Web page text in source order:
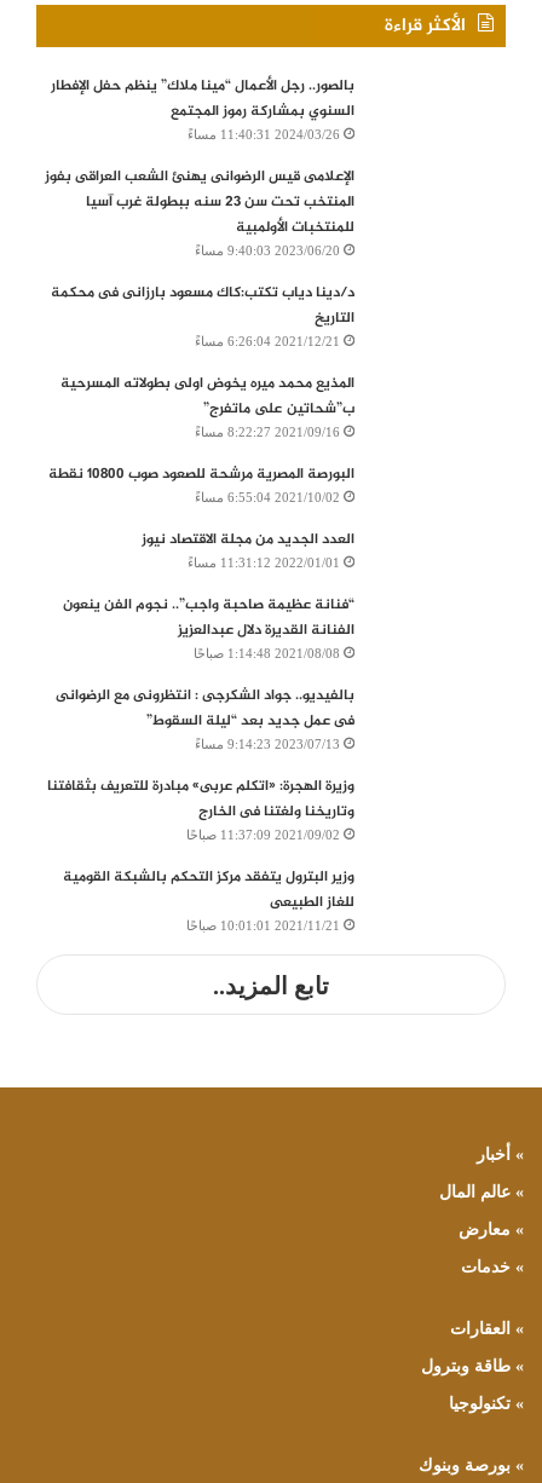
الأكثر قراءة
بالصور.. رجل الأعمال “مينا ملاك” ينظم حفل الإفطار
السنوي بمشاركة رموز المجتمع
2024/03/26 11:40:31 مساءً
الإعلامى قيس الرضوانى يهنئ الشعب العراقى بفوز
المنتخب تحت سن 23 سنه ببطولة غرب آسيا
للمنتخبات الأولمبية
2023/06/20 9:40:03 مساءً
د/دينا دياب تكتب:كاك مسعود بارزانى فى محكمة
التاريخ
2021/12/21 6:26:04 مساءً
المذيع محمد ميره يخوض اولى بطولاته المسرحية
ب”شحاتين على ماتفرج”
2021/09/16 8:22:27 مساءً
البورصة المصرية‭ ‬مرشحة‭ ‬للصعود‭ ‬صوب‭ ‬10800‭ ‬نقطة
2021/10/02 6:55:04 مساءً
العدد الجديد من مجلة الاقتصاد نيوز
2022/01/01 11:31:12 مساءً
“فنانة عظيمة صاحبة واجب”.. نجوم الفن ينعون
الفنانة القديرة دلال عبدالعزيز
2021/08/08 1:14:48 صباحًا
بالفيديو.. جواد الشكرجى : انتظرونى مع الرضوانى
فى عمل جديد بعد “ليلة السقوط”
2023/07/13 9:14:23 مساءً
وزيرة الهجرة: «اتكلم عربى» مبادرة للتعريف بثقافتنا
وتاريخنا ولغتنا فى الخارج
2021/09/02 11:37:09 صباحًا
وزير البترول يتفقد مركز التحكم بالشبكة القومية
للغاز الطبيعى
2021/11/21 10:01:01 صباحًا
تابع المزيد..
» أخبار
» عالم المال
» معارض
» خدمات
» العقارات
» طاقة وبترول
» تكنولوجيا
» بورصة وبنوك